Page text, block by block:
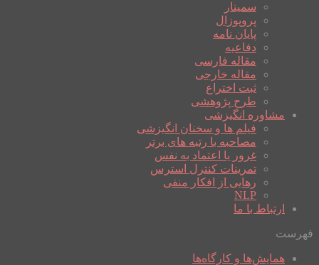
سمینار
پروپوزال
پایان نامه
دفاعیه
مقاله فارسی
مقاله خارجی
ثبت اختراع
طرح پژوهشی
مشاوره انگیزشی
فیلم ها و سخنان انگیزشی
مصاحبه با رتبه های برتر
غرور یا اعتماد به نفس
تمرینات کنترل استرس
رهایی از افکار منفی
NLP
ارتباط با ما
فهرست
همایش‌ها و کارگاه‌ها